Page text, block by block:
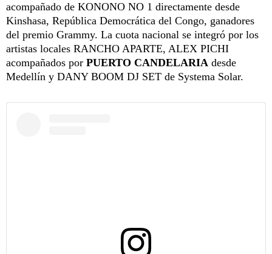
acompañado de KONONO NO 1 directamente desde
Kinshasa, República Democrática del Congo, ganadores
del premio Grammy. La cuota nacional se integró por los
artistas locales RANCHO APARTE, ALEX PICHI
acompañados por PUERTO CANDELARIA desde
Medellín y DANY BOOM DJ SET de Systema Solar.